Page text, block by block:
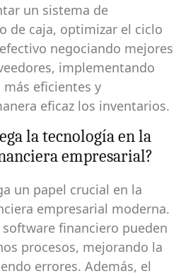
un sistema de
de caja, optimizar el ciclo
negociando mejores
implementando
eficientes y
eficaz los inventarios.
la tecnología en la
empresarial?
un papel crucial en la
empresarial moderna.
financiero pueden
procesos, mejorando la
errores. Además, el